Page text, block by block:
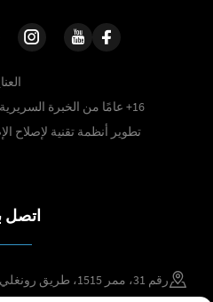
16+ عامًا من الخبرة
تطوير أنظمة تقنية لإصلاح
اتصل
رقم 31، ممر 1515، طريق رونغلي الشرقية، حي سونغجيانغ، شنغهاي